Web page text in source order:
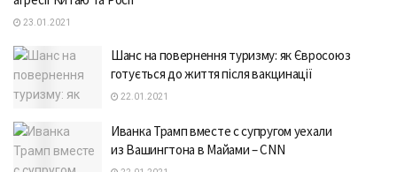
23.01.2021
Шанс на повернення туризму: як Євросоюз
готується до життя після вакцинації
22.01.2021
Иванка Трамп вместе с супругом уехали
из Вашингтона в Майами – CNN